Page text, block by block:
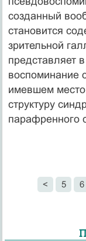
созданный
становится
зрительной
представляет
воспоминание
имевшем
структуру
парафренного
< 5 6